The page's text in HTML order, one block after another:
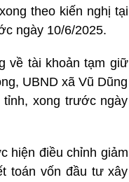
theo kiến nghị tại
ngày 10/6/2025.
về tài khoản tạm giữ
UBND xã Vũ Dũng
xong trước ngày
hiện điều chỉnh giảm
toán vốn đầu tư xây